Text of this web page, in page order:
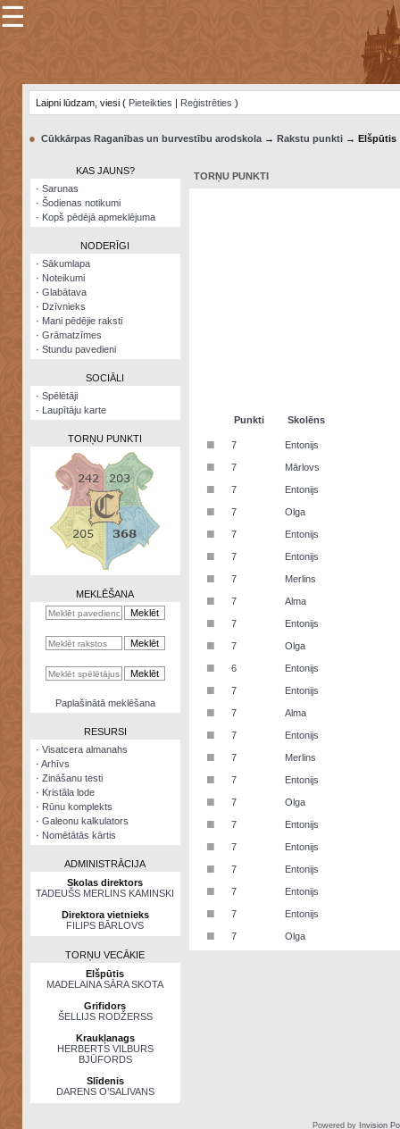
×
Šodienas
notikumi
Visatcera
almanahs
Arhīvs
Zināšanu
kalkulators
Nomētātās
☰
Laipni lūdzam, viesi ( Pieteikties | Reģistrēties )
● Cūkkārpas Raganības un burvestību arodskola→ Rakstu punkti→ Elšpūtis
KAS JAUNS?
· Sarunas
· Šodienas notikumi
· Kopš pēdējā apmeklējuma
NODERĪGI
· Sākumlapa
· Noteikumi
· Glabātava
· Dzīvnieks
· Mani pēdējie raksti
· Grāmatzīmes
· Stundu pavedieni
SOCIĀLI
· Spēlētāji
· Laupītāju karte
TORŅU PUNKTI
MEKLĒŠANA
Paplašinātā meklēšana
RESURSI
· Visatcera almanahs
· Arhīvs
· Zināšanu testi
· Kristāla lode
· Rūnu komplekts
· Galeonu kalkulators
· Nomētātās kārtis
ADMINISTRĀCIJA
Skolas direktors
TADEUŠS MERLINS KAMINSKI
Direktora vietnieks
FILIPS BĀRLOVS
TORŅU VECĀKIE
Elšpūtis
MADELAINA SĀRA SKOTA
Grifidors
ŠELLIJS RODŽERSS
Kraukļanags
HERBERTS VILBURS
BJŪFORDS
Slīdenis
DARENS O’SALIVANS
TORŅU PUNKTI
Punkti Skolēns
■ 7 Entonijs
■ 7 Mārlovs
■ 7 Entonijs
■ 7 Olga
■ 7 Entonijs
■ 7 Entonijs
■ 7 Merlins
■ 7 Alma
■ 7 Entonijs
■ 7 Olga
■ 6 Entonijs
■ 7 Entonijs
■ 7 Alma
■ 7 Entonijs
■ 7 Merlins
■ 7 Entonijs
■ 7 Olga
■ 7 Entonijs
■ 7 Entonijs
■ 7 Entonijs
■ 7 Entonijs
■ 7 Entonijs
■ 7 Olga
Powered by Invision